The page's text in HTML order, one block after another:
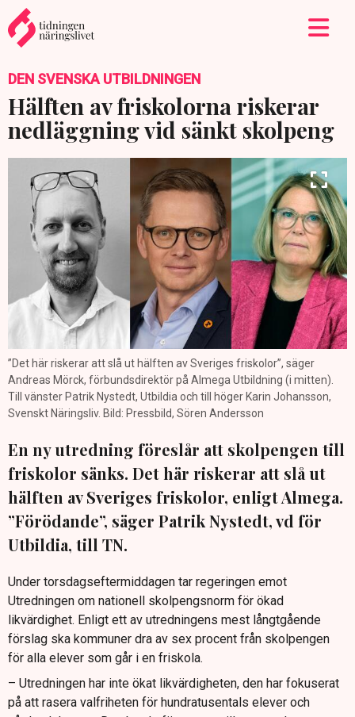
DEN SVENSKA UTBILDNINGEN
Hälften av friskolorna riskerar
nedläggning vid sänkt skolpeng
”Det här riskerar att slå ut hälften av Sveriges friskolor”, säger
Andreas Mörck, förbundsdirektör på Almega Utbildning (i mitten).
Till vänster Patrik Nystedt, Utbildia och till höger Karin Johansson,
Svenskt Näringsliv. Bild: Pressbild, Sören Andersson
En ny utredning föreslår att skolpengen till
friskolor sänks. Det här riskerar att slå ut
hälften av Sveriges friskolor, enligt Almega.
”Förödande”, säger Patrik Nystedt, vd för
Utbildia, till TN.
Under torsdagseftermiddagen tar regeringen emot
Utredningen om nationell skolpengsnorm för ökad
likvärdighet. Enligt ett av utredningens mest långtgående
förslag ska kommuner dra av sex procent från skolpengen
för alla elever som går i en friskola.
– Utredningen har inte ökat likvärdigheten, den har fokuserat
på att rasera valfriheten för hundratusentals elever och